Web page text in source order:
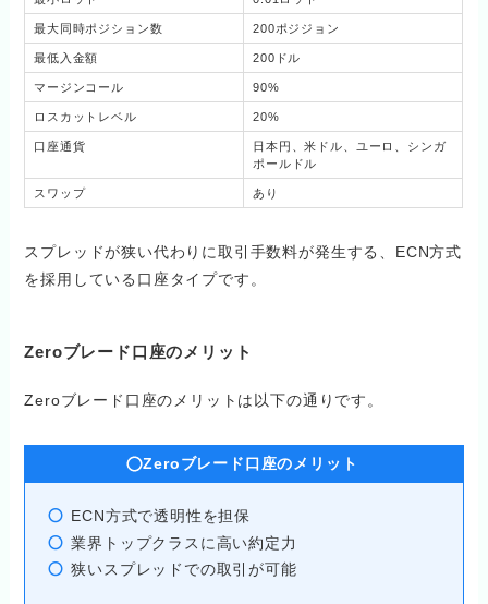
最大同時ポジション数 200ポジジョン
最低入金額 200ドル
マージンコール 90%
ロスカットレベル 20%
口座通貨
日本円、米ドル、ユーロ、シンガ
ポールドル
スワップ あり
スプレッドが狭い代わりに取引手数料が発生する、ECN方式
を採用している口座タイプです。
Zeroブレード口座のメリット
Zeroブレード口座のメリットは以下の通りです。
Zeroブレード口座のメリット
ECN方式で透明性を担保
業界トップクラスに高い約定力
狭いスプレッドでの取引が可能